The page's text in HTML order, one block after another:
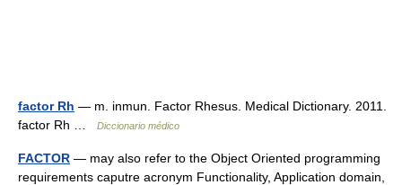
factor Rh — m. inmun. Factor Rhesus. Medical Dictionary. 2011.
factor Rh …
Diccionario médico
FACTOR — may also refer to the Object Oriented programming
requirements caputre acronym Functionality, Application domain,